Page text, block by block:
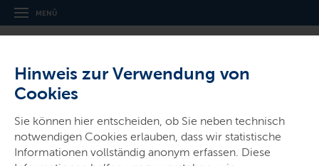
Hinweis zur Verwendung von
Cookies
Sie können hier entscheiden, ob Sie neben technisch
notwendigen Cookies erlauben, dass wir statistische
Informationen vollständig anonym erfassen. Diese
MENÜ
Thema
Transparenzportal